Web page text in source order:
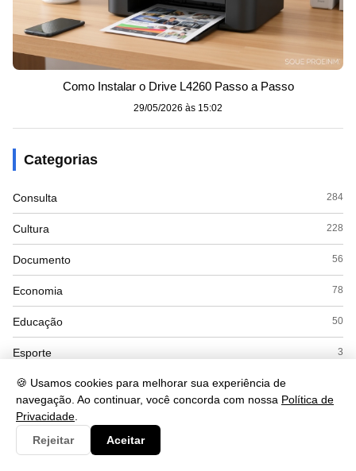
🍪 Usamos cookies para melhorar sua experiência de
navegação. Ao continuar, você concorda com nossa Política de
Privacidade
Rejeitar
Aceitar
Como Instalar o Drive L4260 Passo a Passo
29/05/2026 às 15:02
Categorias
Consulta 284
Cultura 228
Documento 56
Economia 78
Educação 50
Esporte 3
Eventos
Governo
Interpretacao